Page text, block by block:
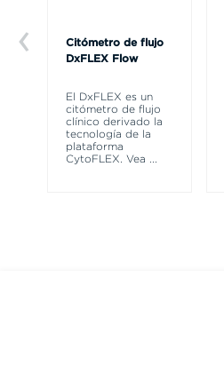
Citómetro de flujo
DxFLEX Flow
El DxFLEX es un
citómetro de flujo
clínico derivado la
tecnología de la
plataforma
CytoFLEX. Vea ...